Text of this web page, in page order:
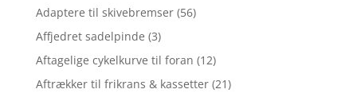
Adaptere til skivebremser (56)
Affjedret sadelpinde (3)
Aftagelige cykelkurve til foran (12)
Aftrækker til frikrans & kassetter (21)